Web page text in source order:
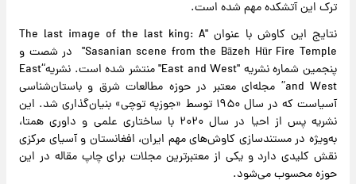
ترک این آتشکده مهم شده است.
نتایج این کاوش با عنوان "The last image of the last king: A
Sasanian scene from the Bāzeh Hūr Fire Temple" در شصت و
پنجمین شماره نشریه "East and West" منتشر شده است. نشریه“East
and West” مجله‌ای معتبر در حوزه مطالعات شرق و باستان‌شناسی
آسیاست که در سال ۱۹۵۰ توسط «جوزپه توچی» بنیان‌گذاری شد. این
نشریه پس از احیا در سال ۲۰۲۰ با ساختاری علمی و داوری همتا،
به‌ویژه در مستندسازی کاوش‌های مهم ایران، افغانستان و آسیای مرکزی
نقش کلیدی دارد و یکی از معتبرترین مجلات برای چاپ مقاله در این
حوزه محسوب می‌شود.